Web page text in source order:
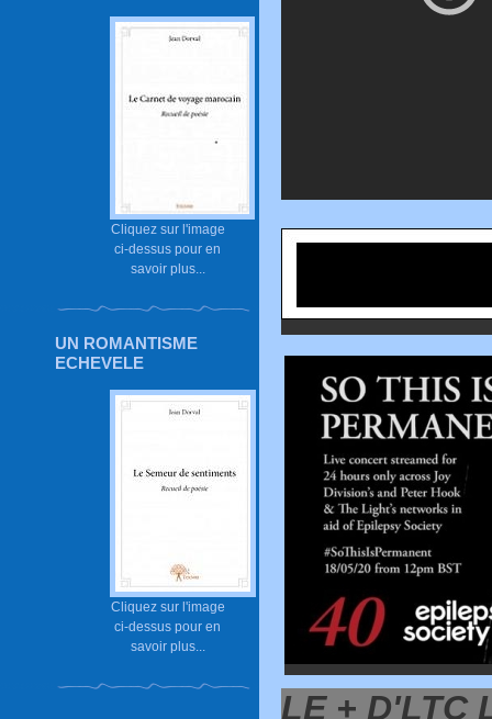
Cliquez sur l'image
ci-dessus pour en
savoir plus...
UN ROMANTISME
ECHEVELE
Cliquez sur l'image
ci-dessus pour en
savoir plus...
LE + D'LTC